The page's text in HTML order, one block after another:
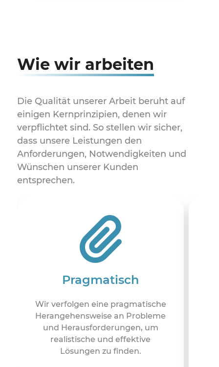
Wie wir arbeiten
Die Qualität unserer Arbeit beruht auf
einigen Kernprinzipien, denen wir
verpflichtet sind. So stellen wir sicher,
dass unsere Leistungen den
Anforderungen, Notwendigkeiten und
Wünschen unserer Kunden
entsprechen.
Pragmatisch
Wir verfolgen eine pragmatische
Herangehensweise an Probleme
und Herausforderungen, um
realistische und effektive
Lösungen zu finden.